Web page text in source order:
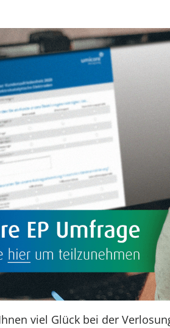
viel Glück bei der